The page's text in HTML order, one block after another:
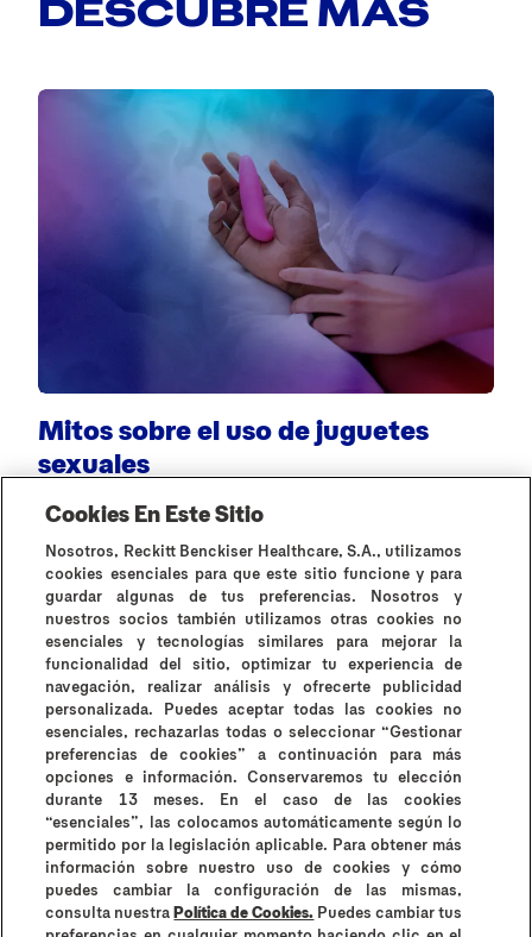
DESCUBRE MÁS
Mitos sobre el uso de juguetes
sexuales
Todos los artículos
¿Por qué Durex? Historia de DurexContáctanos
Preguntas frecuentes
Contraindicaciones e información de uso
Términos y condiciones
Cookies En Este Sitio
Nosotros, Reckitt Benckiser Healthcare, S.A., utilizamos
cookies esenciales para que este sitio funcione y para
guardar algunas de tus preferencias. Nosotros y
nuestros socios también utilizamos otras cookies no
esenciales y tecnologías similares para mejorar la
funcionalidad del sitio, optimizar tu experiencia de
navegación, realizar análisis y ofrecerte publicidad
personalizada. Puedes aceptar todas las cookies no
esenciales, rechazarlas todas o seleccionar “Gestionar
preferencias de cookies” a continuación para más
opciones e información. Conservaremos tu elección
durante 13 meses. En el caso de las cookies
“esenciales”, las colocamos automáticamente según lo
permitido por la legislación aplicable. Para obtener más
información sobre nuestro uso de cookies y cómo
puedes cambiar la configuración de las mismas,
consulta nuestraPolítica de Cookies. Puedes cambiar tus